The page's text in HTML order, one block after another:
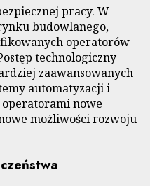
pracy. W
budowlanego,
operatorów
technologiczny
zaawansowanych
automatyzacji i
nowe
możliwości rozwoju